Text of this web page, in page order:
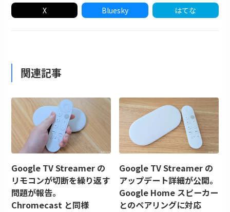
X Bluesky はてな
関連記事
Google TV Streamer の
リモコンが切断を繰り返す
問題が報告。
Chromecast と同様
Google TV Streamer の
アップデート詳細が公開。
Google Home スピーカー
とのペアリングに対応